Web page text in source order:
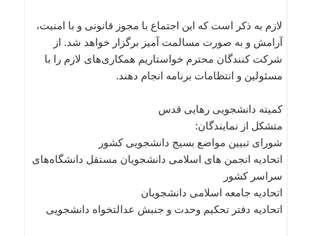
لازم به ذکر است که این اجتماع با مجوز قانونی و با امنیت،
آرامش و به صورت مسالمت آمیز برگزار خواهد شد. از
شرکت کنندگان محترم خواستاریم همکاری‌های لازم را با
مسئولین و انتظامات برنامه انجام دهند.
کمیته دانشجویی رهایی قدس
متشکل از نمایندگان:
شورای تبیین مواضع بسیج دانشجویی کشور
اتحادیه انجمن های اسلامی دانشجویان مستقل دانشگاه‌های
سراسر کشور
اتحادیه جامعه اسلامی دانشجویان
اتحادیه دفتر تحکیم وحدت و جنبش عدالتخواه دانشجویی